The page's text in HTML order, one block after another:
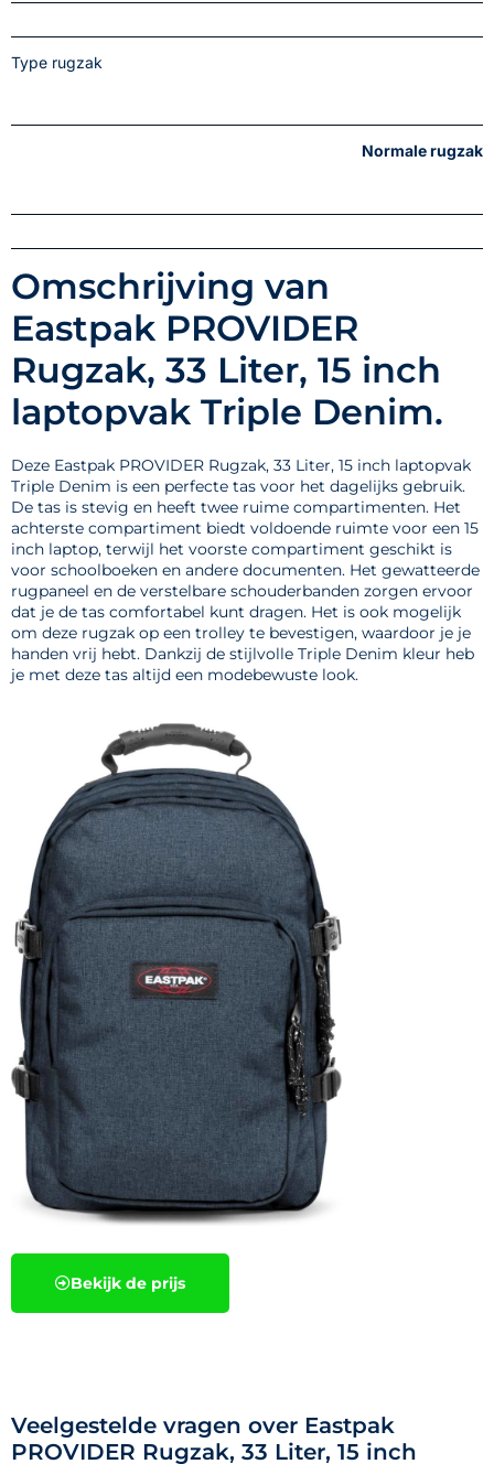
Type rugzak
Normale rugzak
Omschrijving van
Eastpak PROVIDER
Rugzak, 33 Liter, 15 inch
laptopvak Triple Denim.
Deze Eastpak PROVIDER Rugzak, 33 Liter, 15 inch laptopvak
Triple Denim is een perfecte tas voor het dagelijks gebruik.
De tas is stevig en heeft twee ruime compartimenten. Het
achterste compartiment biedt voldoende ruimte voor een 15
inch laptop, terwijl het voorste compartiment geschikt is
voor schoolboeken en andere documenten. Het gewatteerde
rugpaneel en de verstelbare schouderbanden zorgen ervoor
dat je de tas comfortabel kunt dragen. Het is ook mogelijk
om deze rugzak op een trolley te bevestigen, waardoor je je
handen vrij hebt. Dankzij de stijlvolle Triple Denim kleur heb
je met deze tas altijd een modebewuste look.
Bekijk de prijs
Veelgestelde vragen over Eastpak
PROVIDER Rugzak, 33 Liter, 15 inch